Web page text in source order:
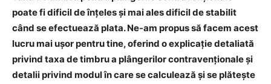
poate fi dificil de înțeles și mai ales dificil de stabilit
când se efectuează plata. Ne-am propus să facem acest
lucru mai ușor pentru tine, oferind o explicație detaliată
privind taxa de timbru a plângerilor contravenționale și
detalii privind modul în care se calculează și se plătește